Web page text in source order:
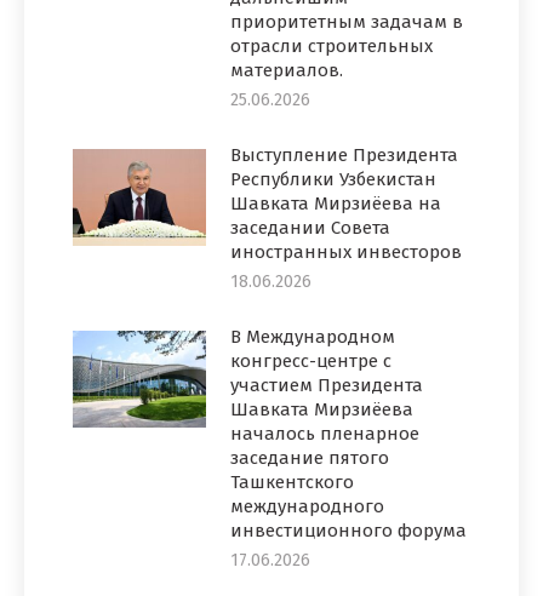
приоритетным задачам в
отрасли строительных
материалов.
25.06.2026
Выступление Президента
Республики Узбекистан
Шавката Мирзиёева на
заседании Совета
иностранных инвесторов
18.06.2026
В Международном
конгресс-центре с
участием Президента
Шавката Мирзиёева
началось пленарное
заседание пятого
Ташкентского
международного
инвестиционного форума
17.06.2026